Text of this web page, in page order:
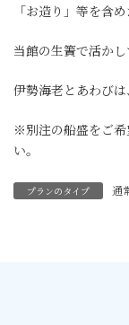
「お造り」等を含
当館の生簀で活か
伊勢海老とあわびは
※別注の船盛をご希
い。
プランのタイプ 通